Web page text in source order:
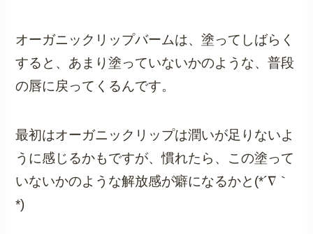
オーガニックリップバームは、塗ってしばらく
すると、あまり塗っていないかのような、普段
の唇に戻ってくるんです。
最初はオーガニックリップは潤いが足りないよ
うに感じるかもですが、慣れたら、この塗って
いないかのような解放感が癖になるかと(*´∇｀
*)